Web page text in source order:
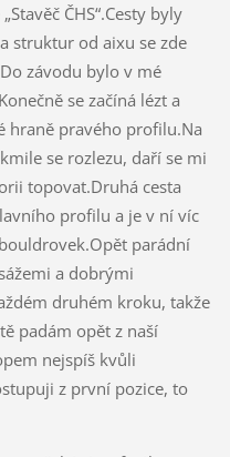
ČHS“.Cesty byly
struktur od aixu se zde
závodu bylo v mé
se začíná lézt a
hraně pravého profilu.Na
se rozlezu, daří se mi
topovat.Druhá cesta
profilu a je v ní víc
parádní
a dobrými
druhém kroku, takže
padám opět z naší
nejspíš kvůli
z první pozice, to